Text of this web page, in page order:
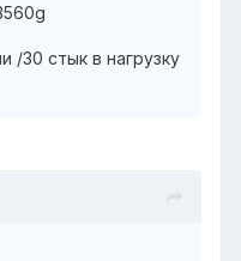
/30 стык в нагрузку